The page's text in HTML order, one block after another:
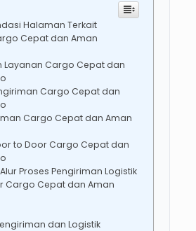
Halaman Terkait
Cepat dan Aman
Layanan Cargo Cepat dan
Cargo Cepat dan
Cargo Cepat dan Aman
to Door Cargo Cepat dan
Proses Pengiriman Logistik
Cargo Cepat dan Aman
dan Logistik